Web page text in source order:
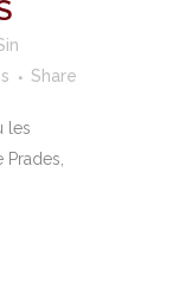
Share
les